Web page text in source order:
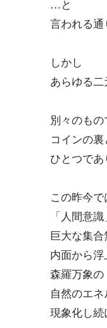
…と
言われる通
しかし
あらゆる二
別々のもの
コインの
ひとつであ
この昨今で
「人間意
巨大な集
内面から
森羅万象の
自然のエ
現象化し続